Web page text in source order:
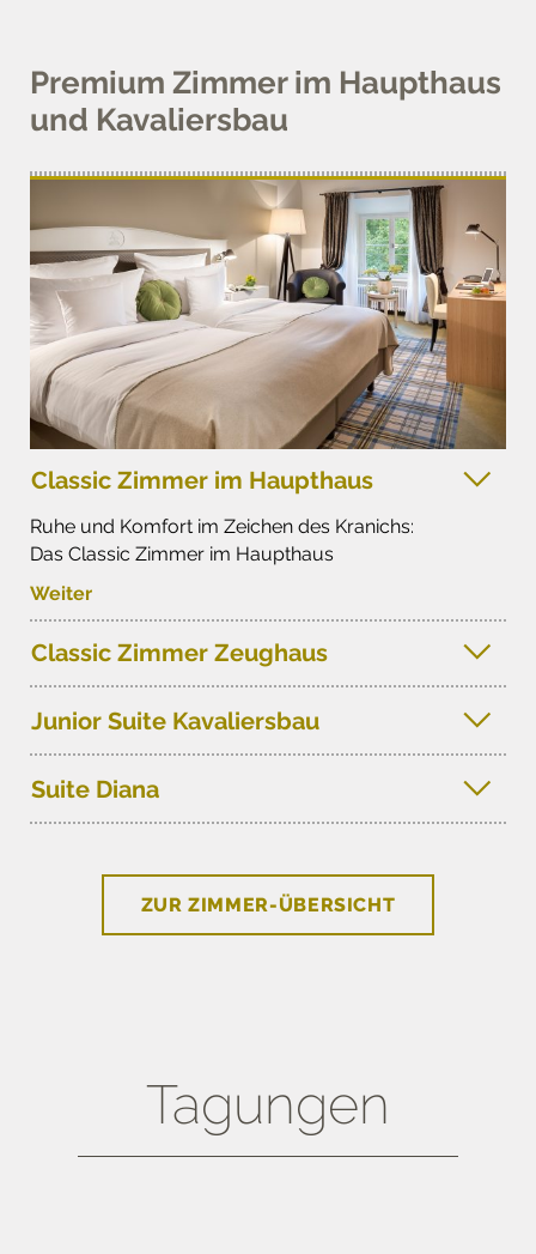
Premium Zimmer im Haupthaus
und Kavaliersbau
Classic Zimmer im Haupthaus
Ruhe und Komfort im Zeichen des Kranichs:
Das Classic Zimmer im Haupthaus
Weiter
Classic Zimmer Zeughaus
Junior Suite Kavaliersbau
Suite Diana
ZUR ZIMMER-ÜBERSICHT
Tagungen